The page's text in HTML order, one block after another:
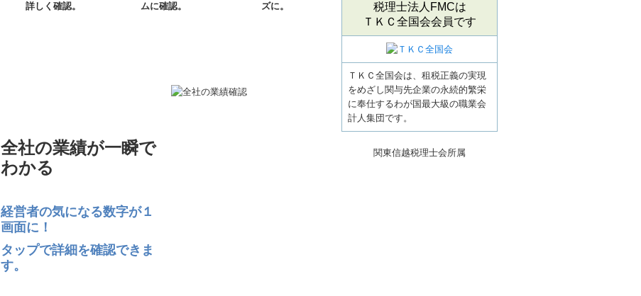
詳しく確認。
ムに確認。
ズに。
全社の業績が一瞬で
わかる
経営者の気になる数字が１
画面に！
タップで詳細を確認できま
す。
税理士法人FMCは
ＴＫＣ全国会会員です
ＴＫＣ全国会は、租税正義の実現
をめざし関与先企業の永続的繁栄
に奉仕するわが国最大級の職業会
計人集団です。
関東信越税理士会所属